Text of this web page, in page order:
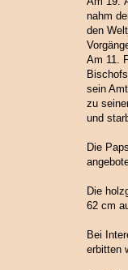
nahm
den
Am 11.
sein
zu
und
Die
Die
62 cm
Bei
erbitten